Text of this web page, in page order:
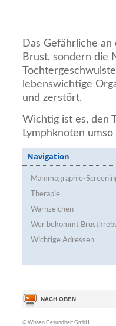
Das Gefährliche
Brust, sondern die
lebenswichtige
und zerstört.
Wichtig ist es, den
Lymphknoten
Navigation
Mammographie-
Therapie
Warnzeichen
Wer bekommt
Wichtige Adressen
© Wissen Gesundheit GmbH